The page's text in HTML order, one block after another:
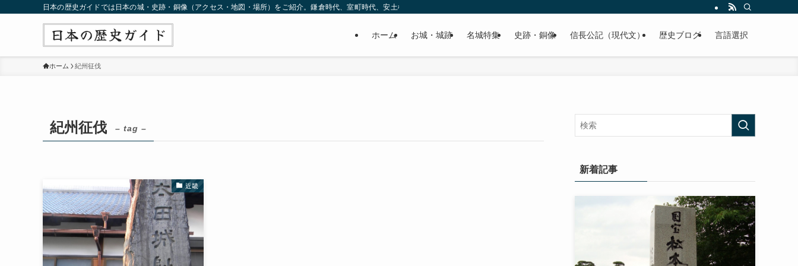
日本の歴史ガイドでは日本の城・史跡・銅像（アクセス・地図・場所）をご紹介。鎌倉時代、室町時代、安土桃山時代（戦国時代）、江戸時代と幅広くご紹介致します。
ホーム お城・城跡 名城特集 史跡・銅像 信長公記（現代文） 歴史ブログ 言語選択
ホーム 紀州征伐
紀州征伐 – tag –
近畿
新着記事